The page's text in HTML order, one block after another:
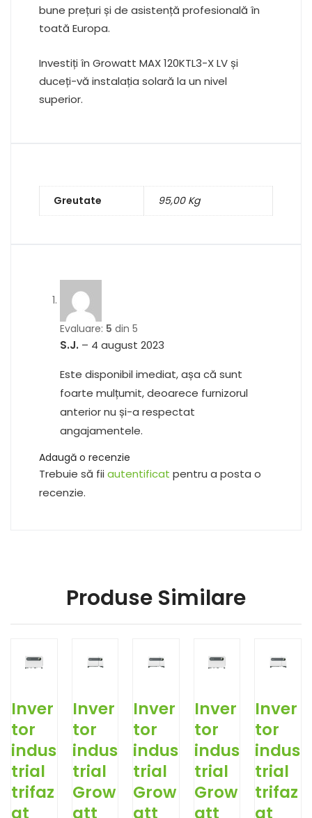
bune prețuri și de asistență profesională în
toată Europa.
Investiți în Growatt MAX 120KTL3-X LV și
duceți-vă instalația solară la un nivel
superior.
Greutate 95,00 Kg
Evaluare: 5 din 5
S.J. – 4 august 2023
Este disponibil imediat, așa că sunt
foarte mulțumit, deoarece furnizorul
anterior nu și-a respectat
angajamentele.
Adaugă o recenzie
Trebuie să fii autentificat pentru a posta o
recenzie.
Produse Similare
Inver
tor
indus
trial
trifaz
at
Inver
tor
indus
trial
Grow
att
Inver
tor
indus
trial
Grow
att
Inver
tor
indus
trial
Grow
att
Inver
tor
indus
trial
trifaz
at